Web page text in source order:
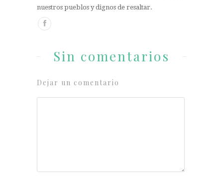
nuestros pueblos y dignos de resaltar.
Sin comentarios
Dejar un comentario